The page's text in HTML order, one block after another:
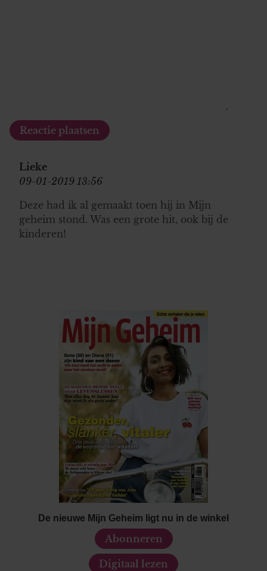
Lieke
09-01-2019 13:56
Deze had ik al gemaakt toen hij in Mijn
geheim stond. Was een grote hit, ook bij de
kinderen!
De nieuwe Mijn Geheim ligt nu in de winkel
Abonneren
Digitaal lezen